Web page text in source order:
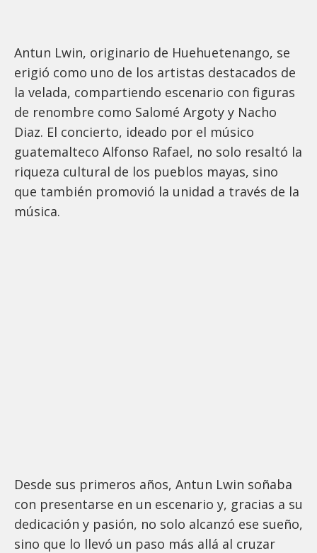
Antun Lwin, originario de Huehuetenango, se
erigió como uno de los artistas destacados de
la velada, compartiendo escenario con figuras
de renombre como Salomé Argoty y Nacho
Diaz. El concierto, ideado por el músico
guatemalteco Alfonso Rafael, no solo resaltó la
riqueza cultural de los pueblos mayas, sino
que también promovió la unidad a través de la
música.
Desde sus primeros años, Antun Lwin soñaba
con presentarse en un escenario y, gracias a su
dedicación y pasión, no solo alcanzó ese sueño,
sino que lo llevó un paso más allá al cruzar